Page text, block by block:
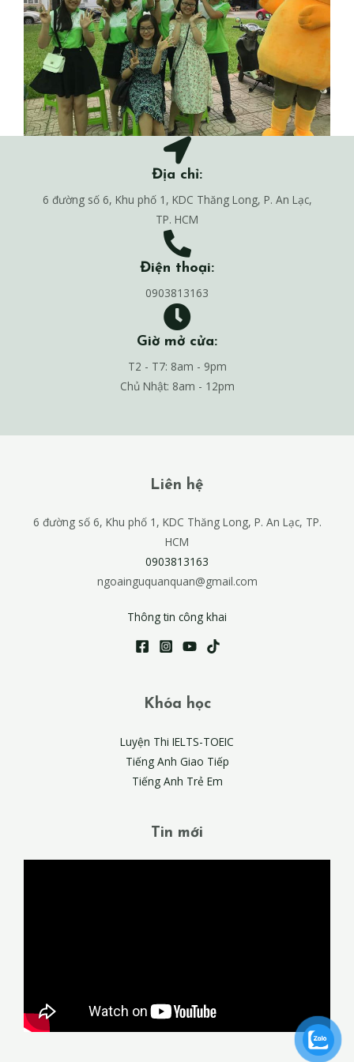
Địa chỉ:
6 đường số 6, Khu phố 1, KDC Thăng Long, P. An Lạc,
TP. HCM
Điện thoại:
0903813163
Giờ mở cửa:
T2 - T7: 8am - 9pm
Chủ Nhật: 8am - 12pm
Liên hệ
6 đường số 6, Khu phố 1, KDC Thăng Long, P. An Lạc, TP.
HCM
0903813163
ngoainguquanquan@gmail.com
Thông tin công khai
Khóa học
Luyện Thi IELTS-TOEIC
Tiếng Anh Giao Tiếp
Tiếng Anh Trẻ Em
Tin mới